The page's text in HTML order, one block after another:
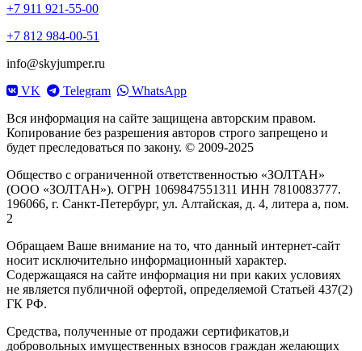
+7 911 921-55-00
+7 812 984-00-51
info@skyjumper.ru
VK
Telegram
WhatsApp
Вся информация на сайте защищена авторским правом.
Копирование без разрешения авторов строго запрещено и
будет преследоваться по закону. © 2009-2025
Общество с ограниченной ответственностью «ЗОЛТАН»
(ООО «ЗОЛТАН»). ОГРН 1069847551311 ИНН 7810083777.
196066, г. Санкт-Петербург, ул. Алтайская, д. 4, литера а, пом.
2
Обращаем Ваше внимание на то, что данный интернет-сайт
носит исключительно информационный характер.
Содержащаяся на сайте информация ни при каких условиях
не является публичной офертой, определяемой Статьей 437(2)
ГК РФ.
Средства, полученные от продажи сертификатов,и
добровольных имущественных взносов граждан желающих